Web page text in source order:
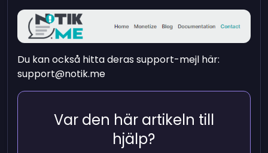
Du kan också hitta deras support-mejl här:
support@notik.me
Var den här artikeln till
hjälp?